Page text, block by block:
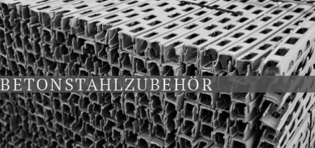
BETONSTAHLZUBEHÖR